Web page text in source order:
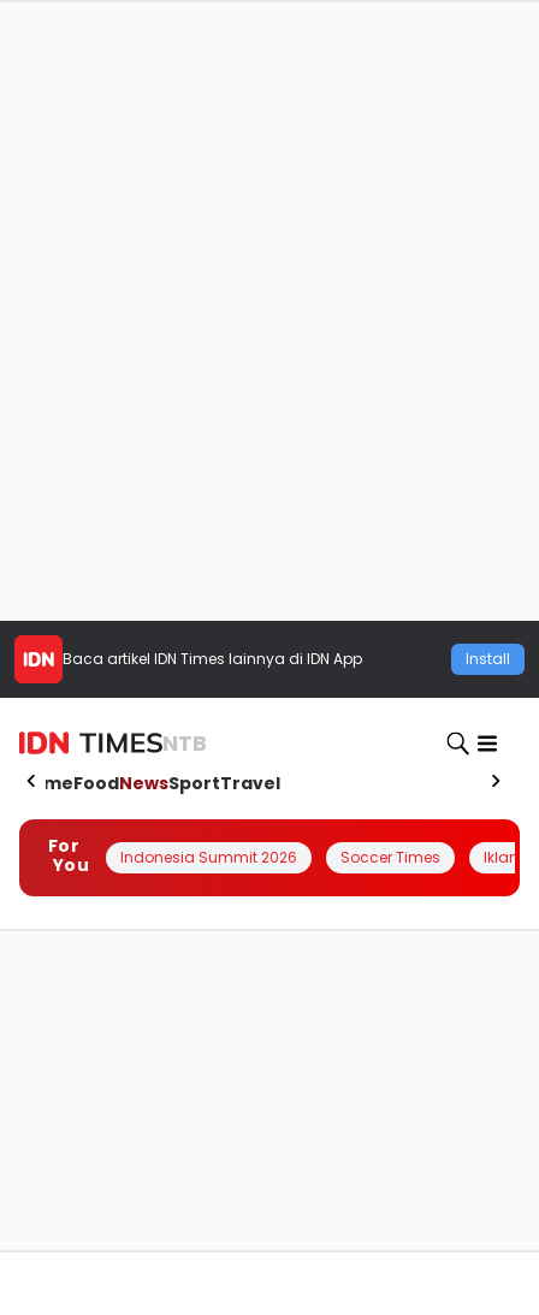
Baca artikel IDN Times lainnya di IDN App Install
NTB
HomeFoodNewsSportTravel
For
You
Indonesia Summit 2026 Soccer Times Iklanin